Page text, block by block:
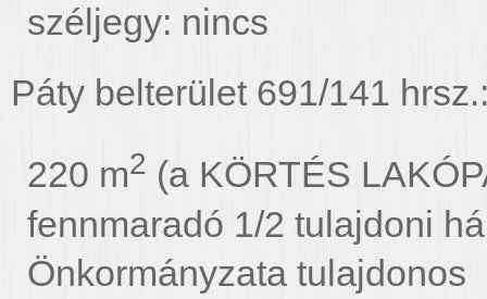
széljegy: nincs
Páty belterület 691/141
220 m2 (a KÖRTÉS
fennmaradó 1/2 tulajdoni
Önkormányzata tulajdonos